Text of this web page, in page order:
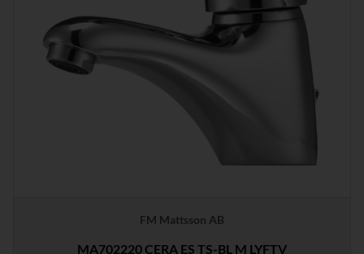
FM Mattsson AB
MA702220 CERA ES TS-BL M LYFTV